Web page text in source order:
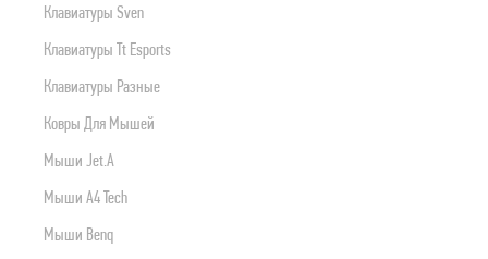
ПРОДУКТЫ APPLE
Клавиатуры Sven
Клавиатуры Tt Esports
Клавиатуры Разные
Ковры Для Мышей
Мыши Jet.a
Мыши A4 Tech
Мыши Benq